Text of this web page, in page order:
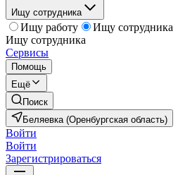
Ищу сотрудника
Ищу работу
Ищу сотрудника
Ищу сотрудника
Сервисы
Помощь
Ещё
Поиск
Беляевка (Оренбургская область)
Войти
Войти
Зарегистрироваться